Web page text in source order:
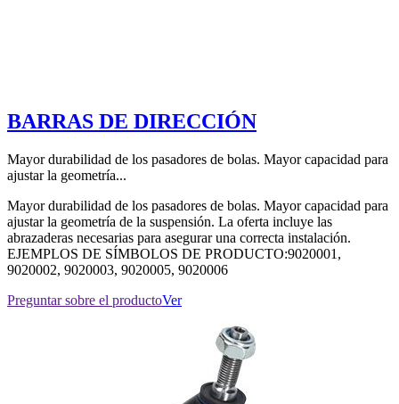
BARRAS DE DIRECCIÓN
Mayor durabilidad de los pasadores de bolas. Mayor capacidad para
ajustar la geometría...
Mayor durabilidad de los pasadores de bolas. Mayor capacidad para
ajustar la geometría de la suspensión. La oferta incluye las
abrazaderas necesarias para asegurar una correcta instalación.
EJEMPLOS DE SÍMBOLOS DE PRODUCTO:9020001,
9020002, 9020003, 9020005, 9020006
Preguntar sobre el productoVer